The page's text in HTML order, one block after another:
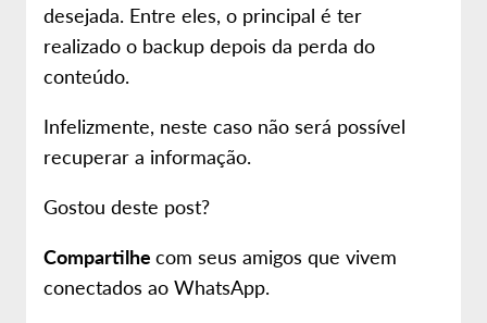
desejada. Entre eles, o principal é ter
realizado o backup depois da perda do
conteúdo.
Infelizmente, neste caso não será possível
recuperar a informação.
Gostou deste post?
Compartilhe com seus amigos que vivem
conectados ao WhatsApp.